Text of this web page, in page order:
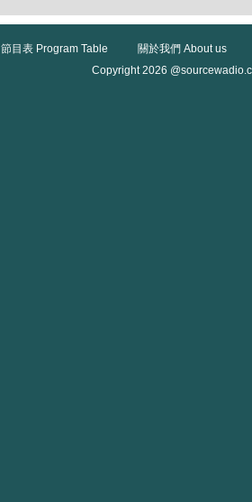
節目表 Program Table
關於我們 About us
Copyright 2026